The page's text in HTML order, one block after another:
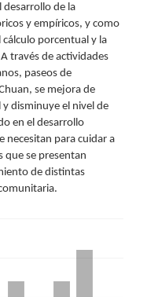
desarrollo de la
y empíricos, y como
porcentual y la
través de actividades
paseos de
se mejora de
disminuye el nivel de
en el desarrollo
necesitan para cuidar a
que se presentan
de distintas